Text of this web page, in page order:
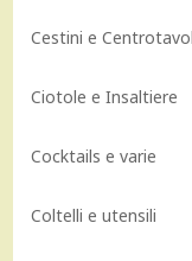
Cestini e
Ciotole e Insaltiere
Cocktails e varie
Coltelli e utensili